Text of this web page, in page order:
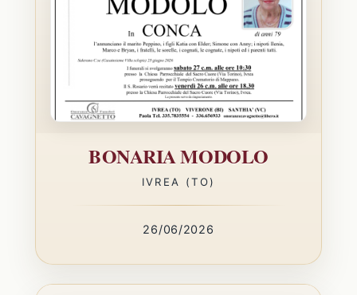
BONARIA MODOLO
IVREA (TO)
26/06/2026